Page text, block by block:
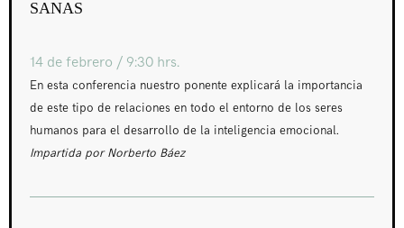
SANAS
14 de febrero / 9:30 hrs.
En esta conferencia nuestro ponente explicará la importancia
de este tipo de relaciones en todo el entorno de los seres
humanos para el desarrollo de la inteligencia emocional.
Impartida por Norberto Báez